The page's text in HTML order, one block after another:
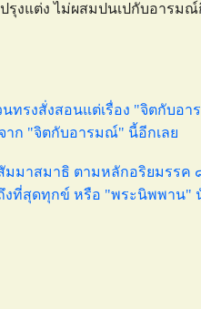
งแต่ง ไม่ผสมปนเปกับอารมณ์
รงสั่งสอนแต่เรื่อง "จิตกับอา
าก "จิตกับอารมณ์" นี้อีกเล
มาสมาธิ ตามหลักอริยมรรค
ที่สุดทุกข์ หรือ "พระนิพพาน"